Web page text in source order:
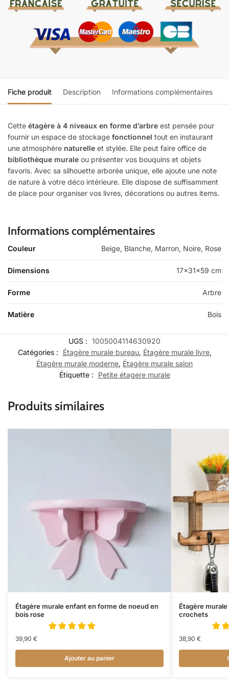
Fiche produit Description Informations complémentaires
Cette étagère à 4 niveaux en forme d’arbre est pensée pour
fournir un espace de stockage fonctionnel tout en instaurant
une atmosphère naturelle et stylée. Elle peut faire office de
bibliothèque murale ou présenter vos bouquins et objets
favoris. Avec sa silhouette arborée unique, elle ajoute une note
de nature à votre déco intérieure. Elle dispose de suffisamment
de place pour organiser vos livres, décorations ou autres items.
Informations complémentaires
Couleur Beige, Blanche, Marron, Noire, Rose
Dimensions 17x31x59 cm
Forme Arbre
Matière Bois
UGS : 1005004114630920
Catégories :
Étagère murale bureau, Étagère murale livre,
Étagère murale moderne, Étagère murale salon
Étiquette :
Petite étagere murale
Produits similaires
Étagère murale enfant en forme de noeud en
bois rose
39,90 €
Ajouter au panier
Étagère
crochets
38,90 €